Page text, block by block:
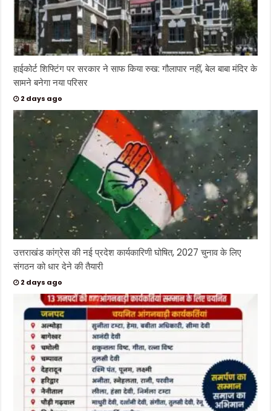
हाईकोर्ट शिफ्टिंग पर सरकार ने साफ किया रुख: गौलापार नहीं, बेल बाबा मंदिर के
सामने बनेगा नया परिसर
2 days ago
उत्तराखंड कांग्रेस की नई प्रदेश कार्यकारिणी घोषित, 2027 चुनाव के लिए
संगठन को धार देने की तैयारी
2 days ago